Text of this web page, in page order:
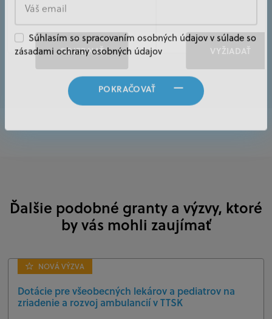
OBJEDNAŤ VYŽIADAŤ
Ďalšie podobné granty a výzvy, ktoré
by vás mohli zaujímať
NOVÁ VÝZVA
Dotácie pre všeobecných lekárov a pediatrov na
zriadenie a rozvoj ambulancií v TTSK
Súhlasím so spracovaním osobných údajov v súlade so
zásadami ochrany osobných údajov
POKRAČOVAŤ